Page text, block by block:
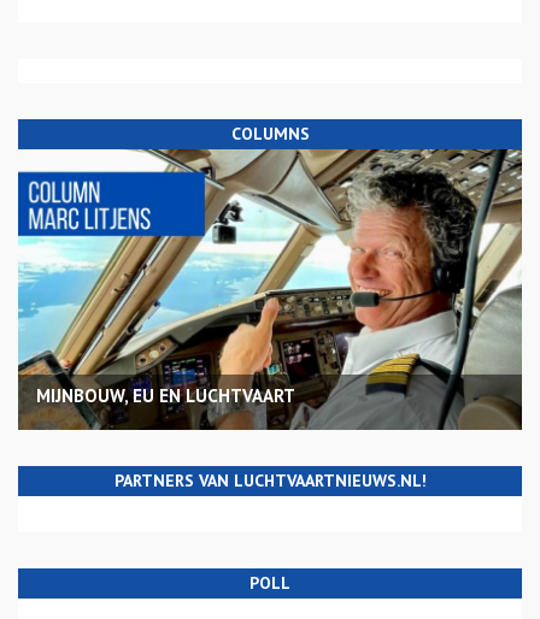
COLUMNS
MIJNBOUW, EU EN LUCHTVAART
PARTNERS VAN LUCHTVAARTNIEUWS.NL!
POLL